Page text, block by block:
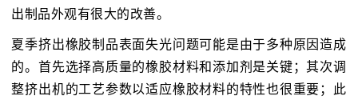
出制品外观有很大的改善。
夏季挤出橡胶制品表面失光问题可能是由于多种原因造成
的。首先选择高质量的橡胶材料和添加剂是关键；其次调
整挤出机的工艺参数以适应橡胶材料的特性也很重要；此